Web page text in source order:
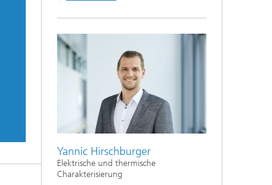
Yannic Hirschburger
Elektrische und thermische
Charakterisierung